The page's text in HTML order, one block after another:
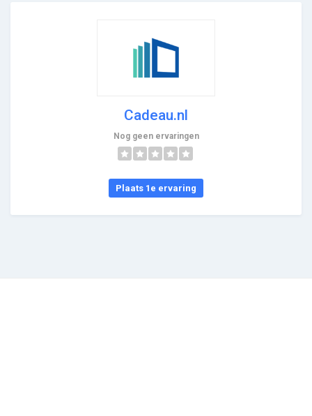
Cadeau.nl
Nog geen ervaringen
Plaats 1e ervaring